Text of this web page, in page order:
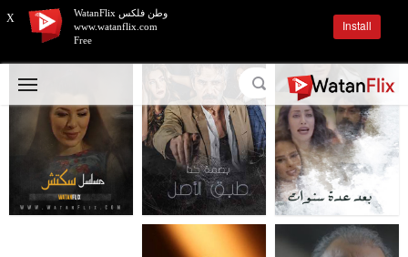
X
وطن فلكس WatanFlix
www.watanflix.com
Free
Install